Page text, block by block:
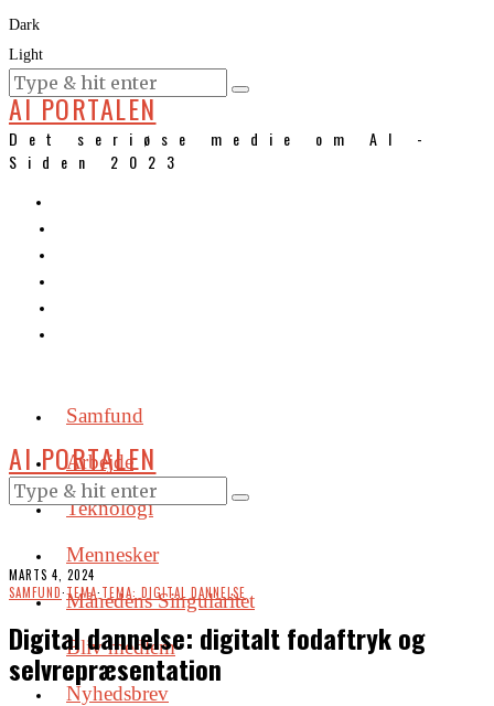
Dark
Light
KURSER
AI PORTALEN
Det seriøse medie om AI -
Siden 2023
Samfund
Arbejde
Teknologi
Mennesker
Månedens Singularitet
Bliv medlem
Nyhedsbrev
AI PORTALEN
MARTS 4, 2024
SAMFUND·TEMA·TEMA: DIGITAL DANNELSE
Digital dannelse: digitalt fodaftryk og
selvrepræsentation